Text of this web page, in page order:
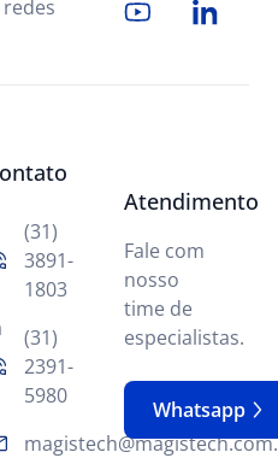
(31)
3891-
1803
(31)
2391-
5980
Atendimento
Fale com
nosso
time de
especialistas.
Whatsapp